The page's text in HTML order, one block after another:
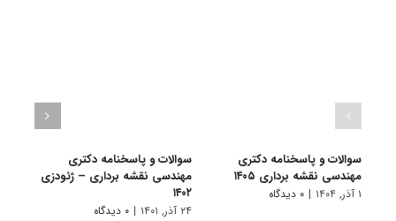
سوالات و پاسخنامه دکتری
مهندسی نقشه برداری ۱۴۰۵
۱ آذر, ۱۴۰۴ | ۰ دیدگاه
سوالات و پاسخنامه دکتری
مهندسی نقشه برداری – ژئودزی
۱۴۰۲
۲۴ آذر, ۱۴۰۱ | ۰ دیدگاه